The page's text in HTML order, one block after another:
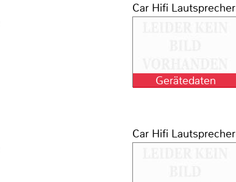
Car Hifi Lautsprecher
Gerätedaten
Car Hifi Lautsprecher